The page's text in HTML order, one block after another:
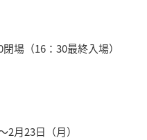
場（16：30最終入場）
月23日（月）